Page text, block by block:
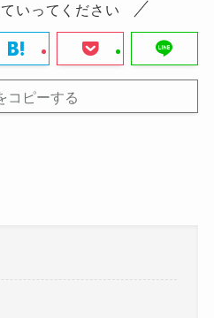
いってください
コピーする